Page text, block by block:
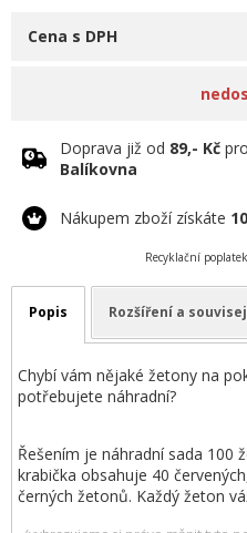
Cena s DPH
Doprava již od 89,- Kč
Balíkovna
Nákupem zboží získáte 10
Recyklační
Popis Rozšíření a
Chybí vám nějaké žetony na
potřebujete náhradní?
Řešením je náhradní sada 100
krabička obsahuje 40
černých žetonů. Každý žeton